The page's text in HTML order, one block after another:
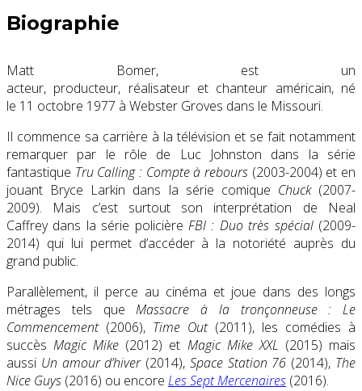
Biographie
Matt Bomer, est un
acteur, producteur, réalisateur et chanteur américain, né
le 11 octobre 1977 à Webster Groves dans le Missouri.
Il commence sa carrière à la télévision et se fait notamment
remarquer par le rôle de Luc Johnston dans la série
fantastique Tru Calling : Compte à rebours (2003-2004) et en
jouant Bryce Larkin dans la série comique Chuck(2007-
2009). Mais c’est surtout son interprétation de Neal
Caffrey dans la série policière FBI : Duo très spécial(2009-
2014) qui lui permet d’accéder à la notoriété auprès du
grand public.
Parallèlement, il perce au cinéma et joue dans des longs
métrages tels queMassacre à la tronçonneuse : Le
Commencement(2006), Time Out(2011), les comédies à
succèsMagic Mike (2012) et Magic Mike XXL (2015) mais
aussi Un amour d’hiver(2014), Space Station 76 (2014), The
Nice Guys (2016) ou encore Les Sept Mercenaires (2016).